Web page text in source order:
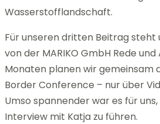
Wasserstofflandschaft.
Für unseren dritten Beitrag steht
von der MARIKO GmbH Rede
Monaten planen wir gemeinsam
Border Conference – nur über
Umso spannender war es für
Interview mit Katja zu führen.